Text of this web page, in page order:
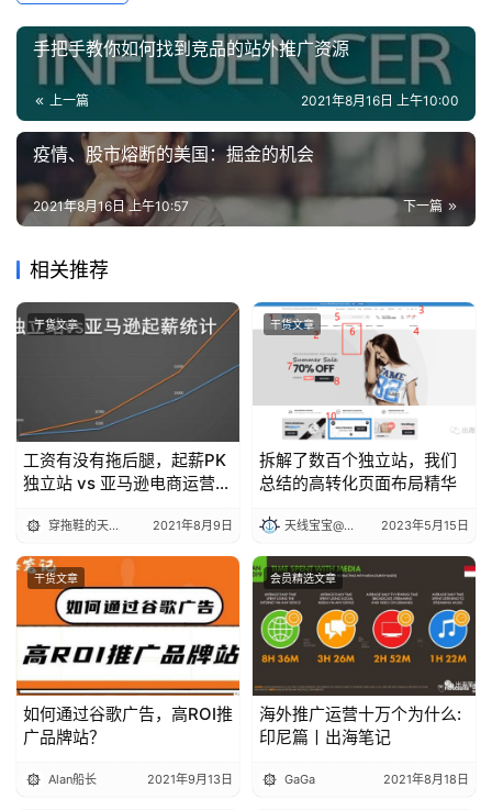
手把手教你如何找到竞品的站外推广资源
上一篇 2021年8月16日 上午10:00
疫情、股市熔断的美国：掘金的机会
下一篇
2021年8月16日 上午10:57
相关推荐
干货文章
工资有没有拖后腿，起薪PK
独立站 vs 亚马逊电商运营丨
穿拖鞋的天线宝宝 2021年8月9日
干货文章
拆解了数百个独立站，我们
总结的高转化页面布局精华
天线宝宝@出海笔记 2023年5月15日
干货文章
如何通过谷歌广告，高ROI推
广品牌站？
Alan船长 2021年9月13日
会员精选文章
海外推广运营十万个为什么:
印尼篇丨出海笔记
GaGa 2021年8月18日